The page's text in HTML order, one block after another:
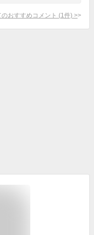
のおすすめコメント (1 件) >